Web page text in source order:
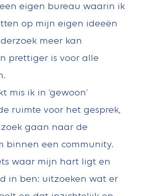
eigen bureau waarin ik
op mijn eigen ideeën
meer kan
prettiger is voor alle
mis ik in ‘gewoon’
ruimte voor het gesprek,
gaan naar de
binnen een community.
waar mijn hart ligt en
in ben: uitzoeken wat er